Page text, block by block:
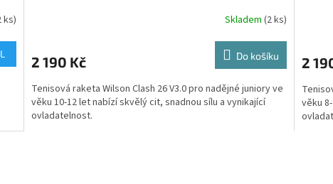
ks)
R
M
A
Skladem (2 ks)
2 190 Kč Do košíku
Tenisová raketa Wilson Clash 26 V3.0 pro nadějné juniory ve
věku 10-12 let nabízí skvělý cit, snadnou sílu a vynikající
ovladatelnost.
2
věku